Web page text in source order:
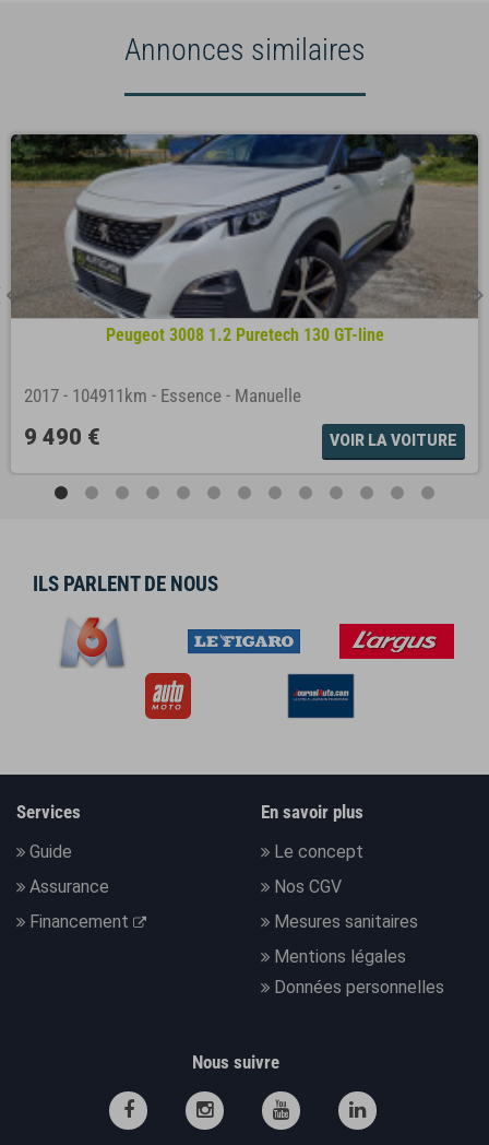
Annonces similaires
Peugeot 3008 1.2 Puretech 130 GT-line
2017 - 104911km - Essence - Manuelle
9 490 € VOIR LA VOITURE
ILS PARLENT DE NOUS
Services
Guide
Assurance
Financement
En savoir plus
Le concept
Nos CGV
Mesures sanitaires
Mentions légales
Données personnelles
Nous suivre